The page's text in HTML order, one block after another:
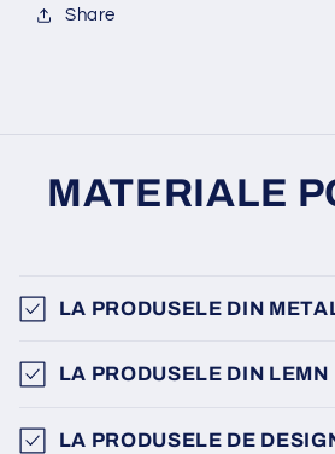
Share
MATERIALE
LA PRODUSELE DIN
LA PRODUSELE DIN LEMN
LA PRODUSELE DE